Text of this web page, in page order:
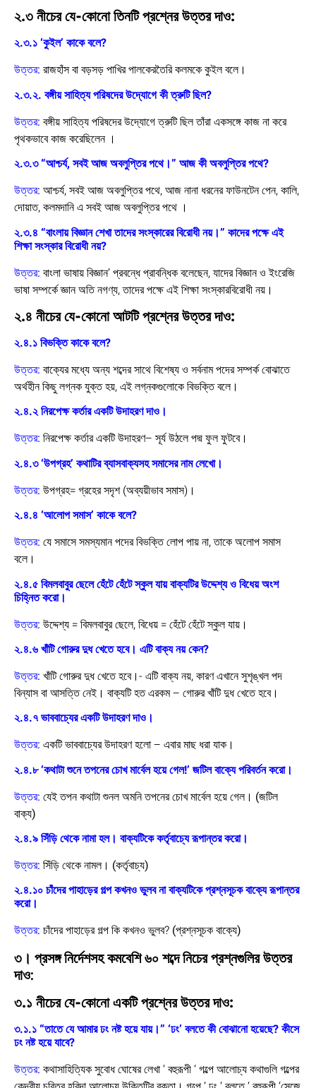
২.৩ নীচের যে-কোনো তিনটি প্রশ্নের উত্তর দাও:
২.৩.১ ‘কুইল’ কাকে বলে?
উত্তর: রাজহাঁস বা বড়সড় পাখির পালকেরতৈরি কলমকে কুইল বলে।
২.৩.২. বঙ্গীয় সাহিত্য পরিষদের উদ্যোগে কী ত্রুটি ছিল?
উত্তর: বঙ্গীয় সাহিত্য পরিষদের উদ্যোগে ত্রুটি ছিল তাঁরা একসঙ্গে কাজ না করে
পৃথকভাবে কাজ করেছিলেন ।
২.৩.৩ “আশ্চর্য, সবই আজ অবলুপ্তির পথে।” আজ কী অবলুপ্তির পথে?
উত্তর: আশ্চর্য, সবই আজ অবলুপ্তির পথে, আজ নানা ধরনের ফাউনটেন পেন, কালি,
দোয়াত, কলমদানি এ সবই আজ অবলুপ্তির পথে ।
২.৩.৪ “বাংলায় বিজ্ঞান শেখা তাদের সংস্কারের বিরোধী নয়।” কাদের পক্ষে এই
শিক্ষা সংস্কার বিরোধী নয়?
উত্তর: বাংলা ভাষায় বিজ্ঞান’ প্রবন্ধে প্রাবন্ধিক বলেছেন, যাদের বিজ্ঞান ও ইংরেজি
ভাষা সম্পর্কে জ্ঞান অতি নগণ্য, তাদের পক্ষে এই শিক্ষা সংস্কারবিরোধী নয়।
২.৪ নীচের যে-কোনো আটটি প্রশ্নের উত্তর দাও:
২.৪.১ বিভক্তি কাকে বলে?
উত্তর: বাক্যের মধ্যে অন্য শব্দের সাথে বিশেষ্য ও সর্বনাম পদের সম্পর্ক বোঝাতে
অর্থহীন কিছু লগ্নক যুক্ত হয়, এই লগ্নকগুলোকে বিভক্তি বলে।
২.৪.২ নিরপেক্ষ কর্তার একটি উদাহরণ দাও।
উত্তর: নিরপেক্ষ কর্তার একটি উদাহরণ– সূর্য উঠলে পদ্ম ফুল ফুটবে।
২.৪.৩ ‘উপগ্রহ’ কথাটির ব্যাসবাক্যসহ সমাসের নাম লেখো।
উত্তর: উপগ্রহ= গ্রহের সদৃশ (অব্যয়ীভাব সমাস)।
২.৪.৪ ‘আলোপ সমাস’ কাকে বলে?
উত্তর: যে সমাসে সমস্যমান পদের বিভক্তি লোপ পায় না, তাকে অলোপ সমাস
বলে।
২.৪.৫ বিমলবাবুর ছেলে হেঁটে হেঁটে স্কুল যায় বাক্যটির উদ্দেশ্য ও বিধেয় অংশ
চিহ্নিত করো।
উত্তর: উদ্দেশ্য = বিমলবাবুর ছেলে, বিধেয় = হেঁটে হেঁটে স্কুল যায়।
২.৪.৬ খাঁটি গোরুর দুধ খেতে হবে। এটি বাক্য নয় কেন?
উত্তর: খাঁটি গোরুর দুধ খেতে হবে।- এটি বাক্য নয়, কারণ এখানে সুশৃঙ্খল পদ
বিন্যাস বা আসত্তি নেই। বাক্যটি হত এরকম – গোরুর খাঁটি দুধ খেতে হবে।
২.৪.৭ ভাববাচ্যের একটি উদাহরণ দাও।
উত্তর: একটি ভাববাচ্যের উদাহরণ হলো – এবার মাছ ধরা যাক।
২.৪.৮ ‘কথাটা শুনে তপনের চোখ মার্বেল হয়ে গেল!’ জটিল বাক্যে পরিবর্তন করো।
উত্তর: যেই তপন কথাটা শুনল অমনি তপনের চোখ মার্বেল হয়ে গেল। (জটিল
বাক্য)
২.৪.৯ সিঁড়ি থেকে নামা হল। বাক্যটিকে কর্তৃবাচ্যে রূপান্তর করো।
উত্তর: সিঁড়ি থেকে নামল। (কর্তৃবাচ্য)
২.৪.১০ চাঁদের পাহাড়ের গল্প কখনও ভুলব না বাক্যটিকে প্রশ্নসূচক বাক্যে রূপান্তর
করো।
উত্তর: চাঁদের পাহাড়ের গল্প কি কখনও ভুলব? (প্রশ্নসূচক বাক্যে)
৩। প্রসঙ্গ নির্দেশসহ কমবেশি ৬০ শব্দে নিচের প্রশ্নগুলির উত্তর
দাও:
৩.১ নীচের যে-কোনো একটি প্রশ্নের উত্তর দাও:
৩.১.১ “তাতে যে আমার ঢং নষ্ট হয়ে যায়।” ‘ঢং’ বলতে কী বোঝানো হয়েছে? কীসে
ঢং নষ্ট হয়ে যাবে?
উত্তর: কথাসাহিত্যিক সুবোধ ঘোষের লেখা ‘ বহুরূপী ‘ গল্পে আলোচ্য কথাগুলি গল্পের